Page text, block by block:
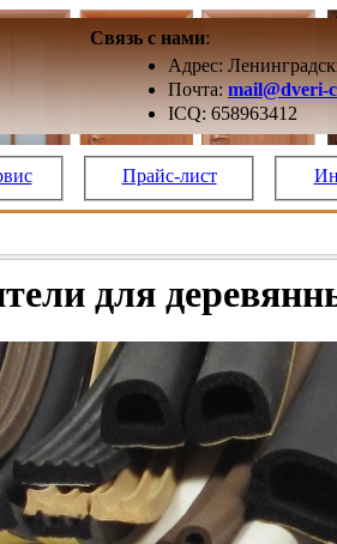
Связь с нами:
Адрес:
Почта:mail@dveri-
ICQ: 658963412
Прайс-лист
для